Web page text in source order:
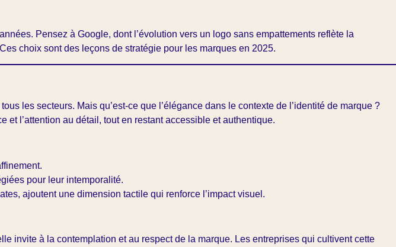
Pensez à Google, dont l’évolution vers un logo sans empattements reflète la
choix sont des leçons de stratégie pour les marques en 2025.
les secteurs. Mais qu’est-ce que l’élégance dans le contexte de l’identité de marque ?
et l’attention au détail, tout en restant accessible et authentique.
pour leur intemporalité.
ajoutent une dimension tactile qui renforce l’impact visuel.
invite à la contemplation et au respect de la marque. Les entreprises qui cultivent cette